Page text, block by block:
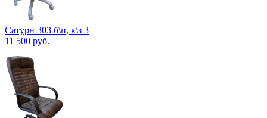
Сатурн 303 б\п, к\з 3
11 500 руб.